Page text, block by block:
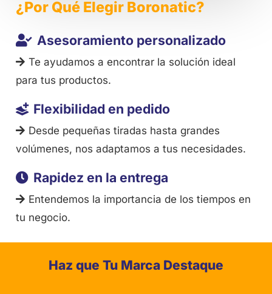
¿Por Qué Elegir Boronatic?
Asesoramiento personalizado
Te ayudamos a encontrar la solución ideal
para tus productos.
Flexibilidad en pedido
Desde pequeñas tiradas hasta grandes
volúmenes, nos adaptamos a tus necesidades.
Rapidez en la entrega
Entendemos la importancia de los tiempos en
tu negocio.
Haz que Tu Marca Destaque